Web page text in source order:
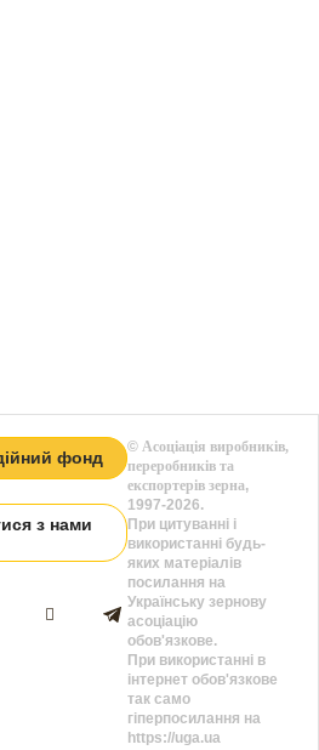
фонд
з нами
©Асоціація виробників,
переробників та
експортерів зерна,
1997-2026.
При цитуванні і
використанні будь-
яких матеріалів
посилання на
Українську зернову
асоціацію
обов'язкове.
При використанні в
інтернет обов'язкове
так само
гіперпосилання на
https://uga.ua